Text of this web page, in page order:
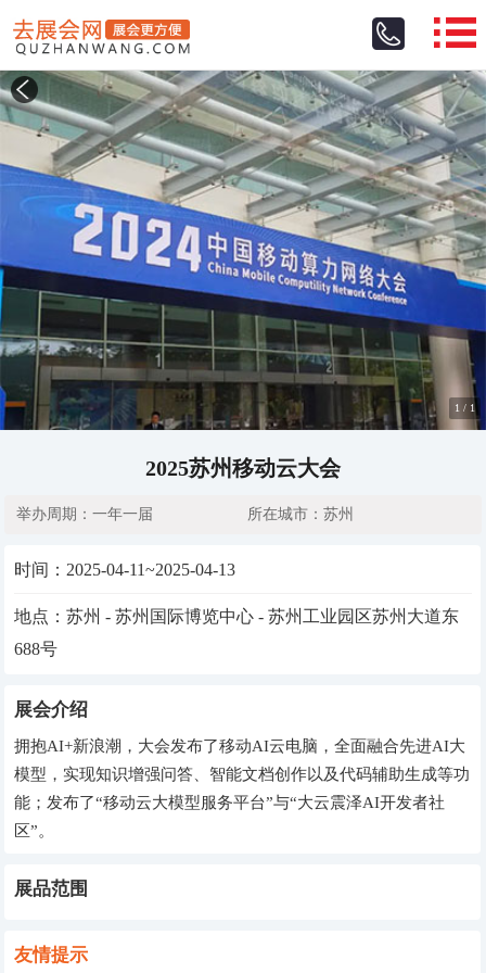
1 / 1
2025苏州移动云大会
举办周期：一年一届 所在城市：苏州
时间： 2025-04-11~2025-04-13
地点：苏州 - 苏州国际博览中心 - 苏州工业园区苏州大道东
688号
展会介绍
拥抱AI+新浪潮，大会发布了移动AI云电脑，全面融合先进AI大
模型，实现知识增强问答、智能文档创作以及代码辅助生成等功
能；发布了“移动云大模型服务平台”与“大云震泽AI开发者社
区”。
展品范围
友情提示